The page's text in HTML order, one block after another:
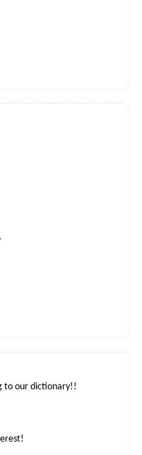
to our dictionary!!